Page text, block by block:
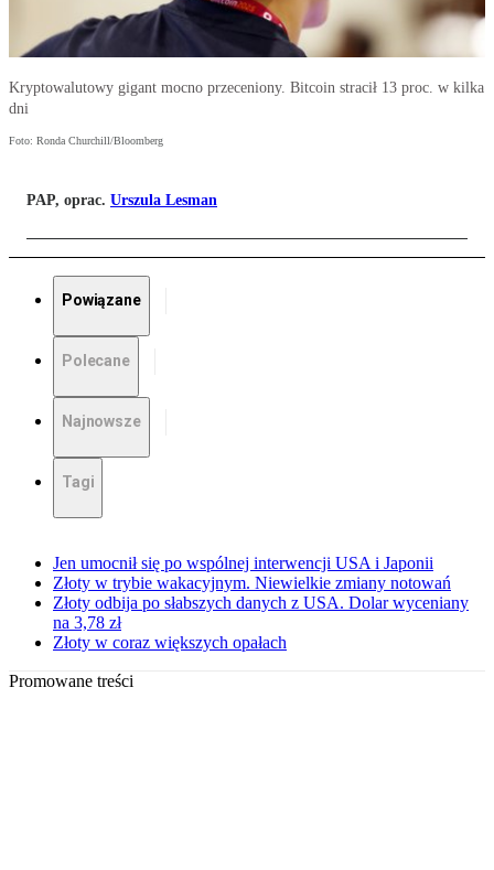
Kryptowalutowy gigant mocno przeceniony. Bitcoin stracił 13 proc. w kilka
dni
Foto: Ronda Churchill/Bloomberg
PAP, oprac. Urszula Lesman
Powiązane
Polecane
Najnowsze
Tagi
Jen umocnił się po wspólnej interwencji USA i Japonii
Złoty w trybie wakacyjnym. Niewielkie zmiany notowań
Złoty odbija po słabszych danych z USA. Dolar wyceniany
na 3,78 zł
Złoty w coraz większych opałach
Promowane treści